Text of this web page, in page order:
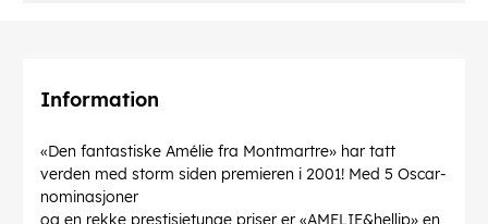
Information
«Den fantastiske Amélie fra Montmartre» har tatt
verden med storm siden premieren i 2001! Med 5 Oscar-
nominasjoner
og en rekke prestisjetunge priser er «AMELIE&hellip» en